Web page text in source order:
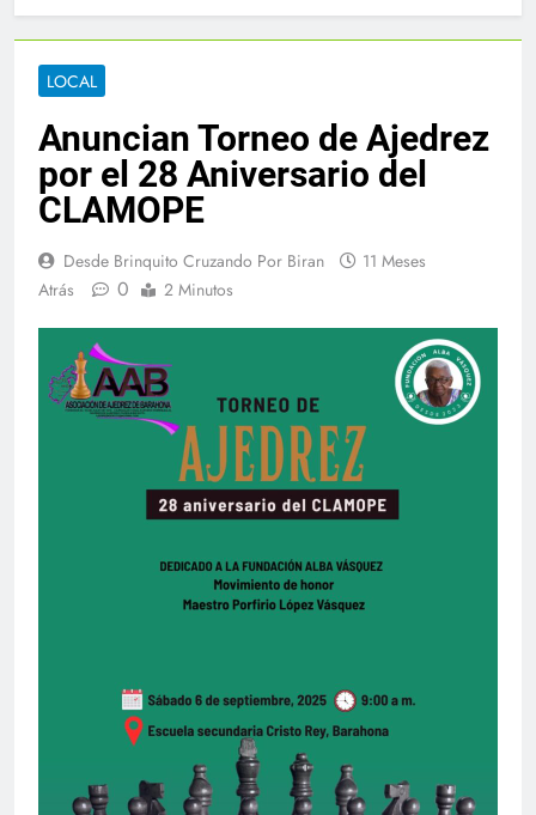
LOCAL
Anuncian Torneo de Ajedrez
por el 28 Aniversario del
CLAMOPE
Desde Brinquito Cruzando Por Biran
11 Meses
Atrás
0 2 Minutos